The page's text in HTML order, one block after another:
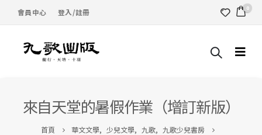
會員中心 登入/註冊 0
來自天堂的暑假作業（增訂新版）
首頁 華文文學, 少兒文學, 九歌, 九歌少兒書房